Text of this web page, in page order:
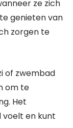
ze zich
genieten van
zorgen te
of zwembad
om te
Het
voelt en kunt